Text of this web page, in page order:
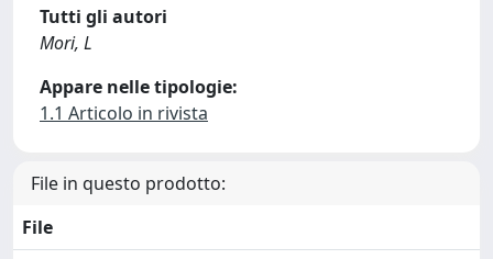
Tutti gli autori
Mori, L
Appare nelle tipologie:
1.1 Articolo in rivista
File in questo prodotto:
File